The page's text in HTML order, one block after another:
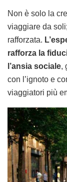
Non è solo la
viaggiare da
rafforzata.
rafforza la
l’ansia sociale,
con l’ignoto e
viaggiatori più